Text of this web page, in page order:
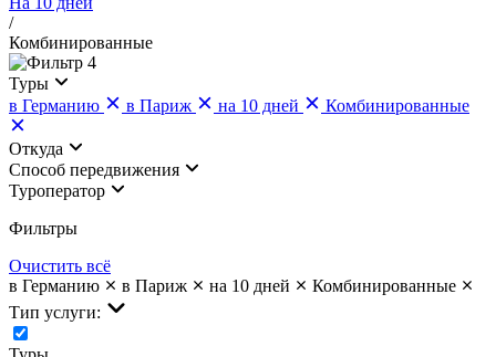
/
Комбинированные
4
Туры
в Германию
в Париж на 10 дней Комбинированные
Откуда
Cпособ передвижения
Туроператор
Фильтры
Очистить всё
в Германию
в Париж на 10 дней
Комбинированные
Тип услуги: